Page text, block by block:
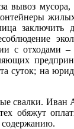
вывоз
заключить
с отходами
суток; на
Иван
обяжут
содержанию.